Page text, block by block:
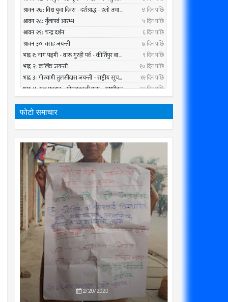
फोटो समाचार
2/20/2020